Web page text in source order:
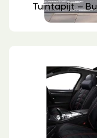
Tuintapijt –